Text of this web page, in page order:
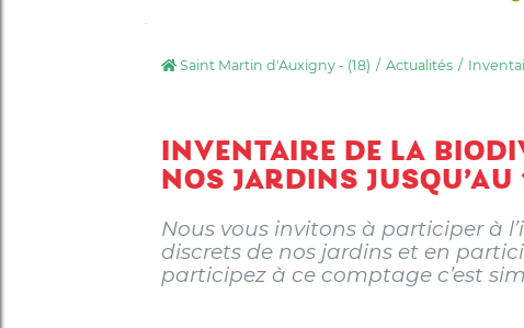
Saint Martin d'Auxigny - (18) Actualités
INVENTAIRE DE LA
NOS JARDINS JUSQU’AU
Nous vous invitons à participer à
discrets de nos jardins et en
participez à ce comptage c’est